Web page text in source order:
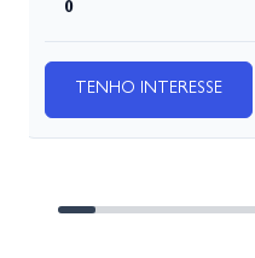
0
TENHO INTERESSE